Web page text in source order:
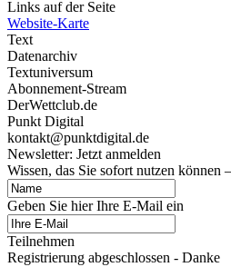
Links auf der Seite
Website-Karte
Text
Datenarchiv
Textuniversum
Abonnement-Stream
DerWettclub.de
Punkt Digital
kontakt@punktdigital.de
Newsletter: Jetzt anmelden
Wissen, das Sie sofort nutzen können
Geben Sie hier Ihre E-Mail ein
Teilnehmen
Registrierung abgeschlossen - Danke